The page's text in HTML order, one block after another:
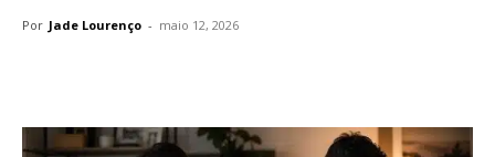
Por Jade Lourenço - maio 12, 2026